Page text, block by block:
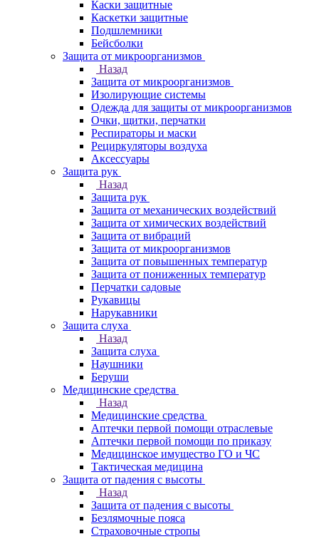
Каски защитные
Каскетки защитные
Подшлемники
Бейсболки
Защита от микроорганизмов
Назад
Защита от микроорганизмов
Изолирующие системы
Одежда для защиты от микроорганизмов
Очки, щитки, перчатки
Респираторы и маски
Рециркуляторы воздуха
Аксессуары
Защита рук
Назад
Защита рук
Защита от механических воздействий
Защита от химических воздействий
Защита от вибраций
Защита от микроорганизмов
Защита от повышенных температур
Защита от пониженных температур
Перчатки садовые
Рукавицы
Нарукавники
Защита слуха
Назад
Защита слуха
Наушники
Беруши
Медицинские средства
Назад
Медицинские средства
Аптечки первой помощи отраслевые
Аптечки первой помощи по приказу
Медицинское имущество ГО и ЧС
Тактическая медицина
Защита от падения с высоты
Назад
Защита от падения с высоты
Безлямочные пояса
Страховочные стропы